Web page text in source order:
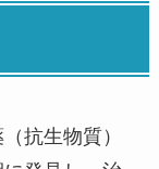
抗生物質）